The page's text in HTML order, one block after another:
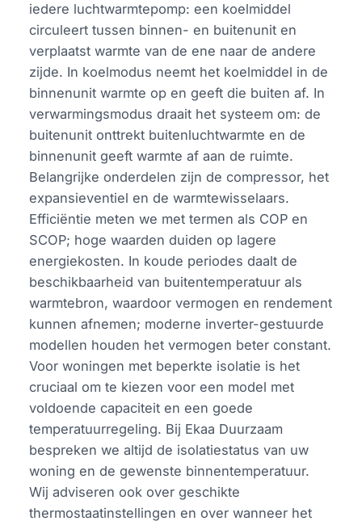
iedere luchtwarmtepomp: een koelmiddel
circuleert tussen binnen- en buitenunit en
verplaatst warmte van de ene naar de andere
zijde. In koelmodus neemt het koelmiddel in de
binnenunit warmte op en geeft die buiten af. In
verwarmingsmodus draait het systeem om: de
buitenunit onttrekt buitenluchtwarmte en de
binnenunit geeft warmte af aan de ruimte.
Belangrijke onderdelen zijn de compressor, het
expansieventiel en de warmtewisselaars.
Efficiëntie meten we met termen als COP en
SCOP; hoge waarden duiden op lagere
energiekosten. In koude periodes daalt de
beschikbaarheid van buitentemperatuur als
warmtebron, waardoor vermogen en rendement
kunnen afnemen; moderne inverter-gestuurde
modellen houden het vermogen beter constant.
Voor woningen met beperkte isolatie is het
cruciaal om te kiezen voor een model met
voldoende capaciteit en een goede
temperatuurregeling. Bij Ekaa Duurzaam
bespreken we altijd de isolatiestatus van uw
woning en de gewenste binnentemperatuur.
Wij adviseren ook over geschikte
thermostaatinstellingen en over wanneer het